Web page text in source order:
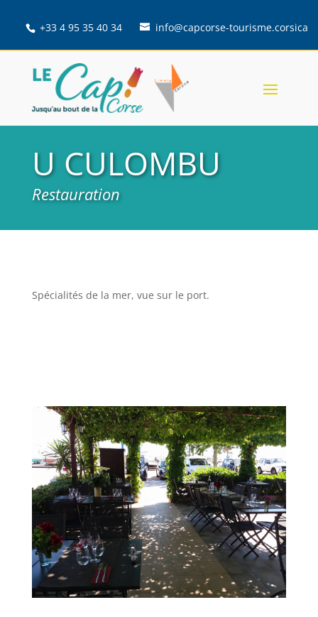
+33 4 95 35 40 34 info@capcorse-tourisme.corsica
U CULOMBU
Restauration
Spécialités de la mer, vue sur le port.